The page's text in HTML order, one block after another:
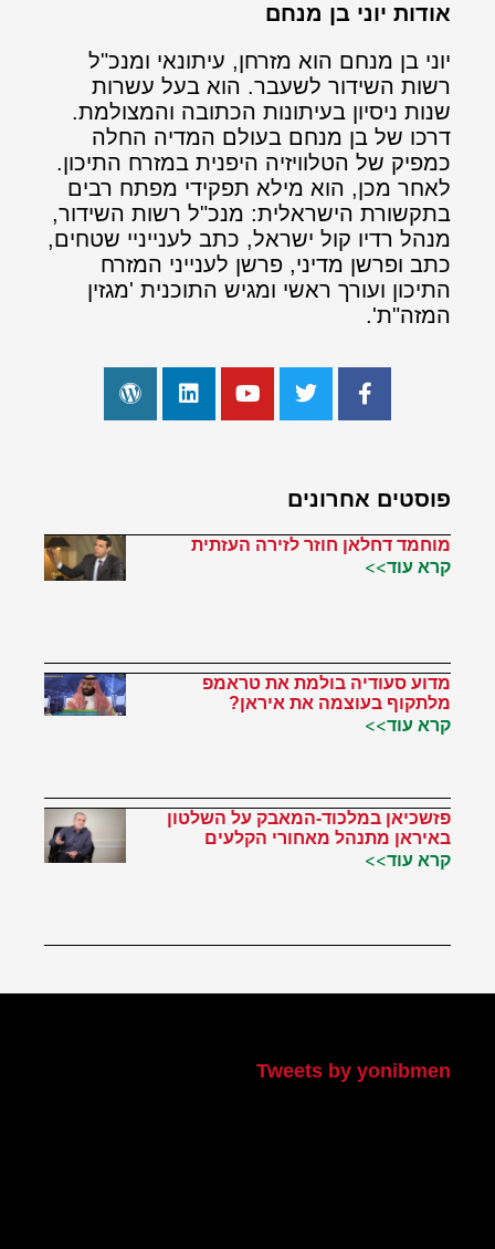
אודות יוני בן מנחם
יוני בן מנחם הוא מזרחן, עיתונאי ומנכ"ל
רשות השידור לשעבר. הוא בעל עשרות
שנות ניסיון בעיתונות הכתובה והמצולמת.
דרכו של בן מנחם בעולם המדיה החלה
כמפיק של הטלוויזיה היפנית במזרח התיכון.
לאחר מכן, הוא מילא תפקידי מפתח רבים
בתקשורת הישראלית: מנכ"ל רשות השידור,
מנהל רדיו קול ישראל, כתב לענייניי שטחים,
כתב ופרשן מדיני, פרשן לענייני המזרח
התיכון ועורך ראשי ומגיש התוכנית 'מגזין
המזה"ת'.
פוסטים אחרונים
מוחמד דחלאן חוזר לזירה העזתית
קרא עוד>>
מדוע סעודיה בולמת את טראמפ
מלתקוף בעוצמה את איראן?
קרא עוד>>
פזשכיאן במלכוד-המאבק על השלטון
באיראן מתנהל מאחורי הקלעים
קרא עוד>>
Tweets by yonibmen